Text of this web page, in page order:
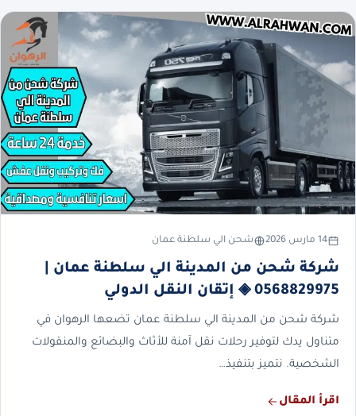
14 مارس 2026 شحن الي سلطنة عمان
شركة شحن من المدينة الي سلطنة عمان |
0568829975 ◈ إتقان النقل الدولي
شركة شحن من المدينة الي سلطنة عمان تضعها الرهوان في
متناول يدك لتوفير رحلات نقل آمنة للأثاث والبضائع والمنقولات
الشخصية. نتميز بتنفيذ…
اقرأ المقال